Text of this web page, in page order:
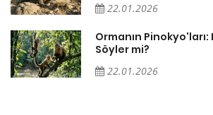
22.01.2026
Ormanın
Söyler mi?
22.01.2026